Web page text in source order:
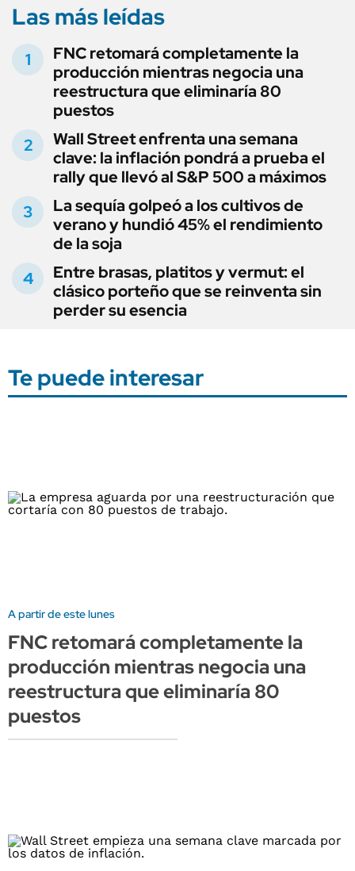
Las más leídas
FNC retomará completamente la
producción mientras negocia una
reestructura que eliminaría 80
puestos
Wall Street enfrenta una semana
clave: la inflación pondrá a prueba el
rally que llevó al S&P 500 a máximos
La sequía golpeó a los cultivos de
verano y hundió 45% el rendimiento
de la soja
Entre brasas, platitos y vermut: el
clásico porteño que se reinventa sin
perder su esencia
Te puede interesar
A partir de este lunes
FNC retomará completamente la
producción mientras negocia una
reestructura que eliminaría 80
puestos